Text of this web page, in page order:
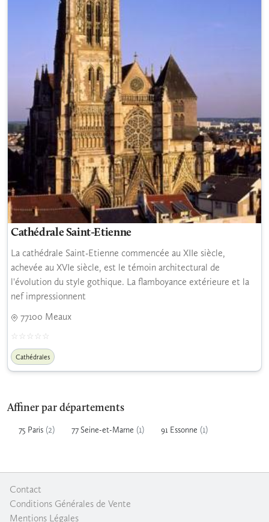
Affiner par départements
75 Paris (2) 77 Seine-et-Marne (1) 91 Essonne (1)
Cathédrale Saint-Etienne
La cathédrale Saint-Etienne commencée au XIIe siècle,
achevée au XVIe siècle, est le témoin architectural de
l'évolution du style gothique. La flamboyance extérieure et la
nef impressionnent
77100 Meaux
Cathédrales
Contact
Conditions Générales de Vente
Mentions Légales